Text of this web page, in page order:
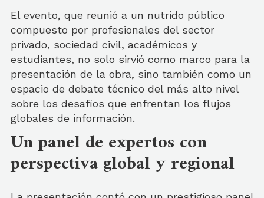
El evento, que reunió a un nutrido público
compuesto por profesionales del sector
privado, sociedad civil, académicos y
estudiantes, no solo sirvió como marco para la
presentación de la obra, sino también como un
espacio de debate técnico del más alto nivel
sobre los desafíos que enfrentan los flujos
globales de información.
Un panel de expertos con
perspectiva global y regional